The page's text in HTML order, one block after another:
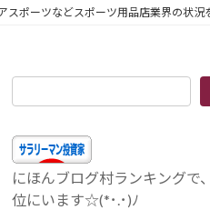
スポーツなどスポーツ用品店業界の状況
にほんブログ村ランキングで
位にいます☆(*･.･)ﾉ